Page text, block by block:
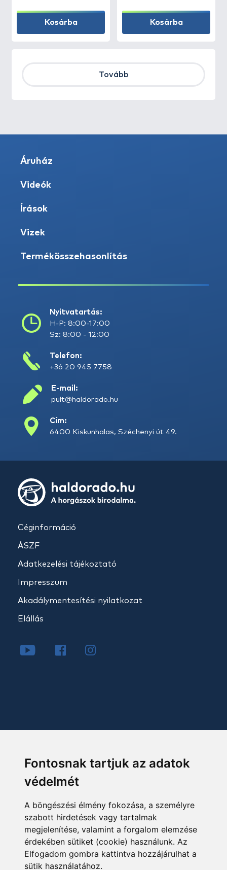
Fontosnak tartjuk az adatok
védelmét
A böngészési élmény fokozása, a személyre
szabott hirdetések vagy tartalmak
megjelenítése, valamint a forgalom elemzése
érdekében sütiket (cookie) használunk. Az
Elfogadom gombra kattintva hozzájárulhat a
sütik használatához.
Kosárba Kosárba
Tovább
Áruház
Videók
Írások
Vizek
Termékösszehasonlítás
Nyitvatartás:
H-P: 8:00-17:00
Sz: 8:00 - 12:00
Telefon:
+36 20 945 7758
E-mail:
pult@haldorado.hu
Cím:
6400 Kiskunhalas, Széchenyi út 49.
Céginformáció
ÁSZF
Adatkezelési tájékoztató
Impresszum
Akadálymentesítési nyilatkozat
Elállás